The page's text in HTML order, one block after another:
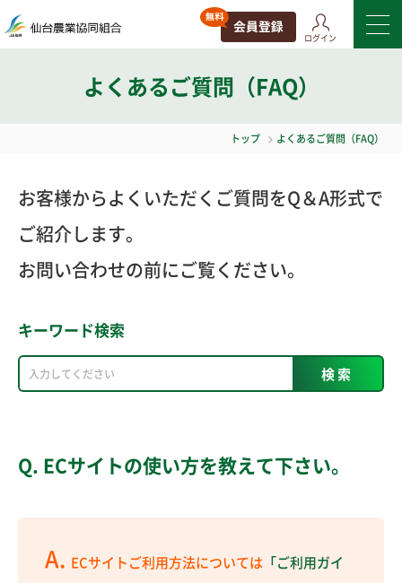
ログイン
よくあるご質問（FAQ）
トップ よくあるご質問（FAQ）
お客様からよくいただくご質問をQ＆A形式で
ご紹介します。
お問い合わせの前にご覧ください。
キーワード検索
検索
Q. ECサイトの使い方を教えて下さい。
A. ECサイトご利用方法については 「ご利用ガイ